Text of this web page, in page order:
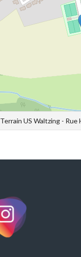
Terrain US Waltzing -